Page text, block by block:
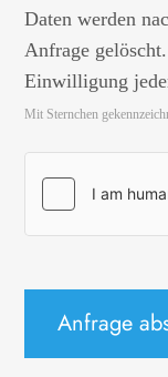
Daten werden
Anfrage
Einwilligung
Mit Sternchen